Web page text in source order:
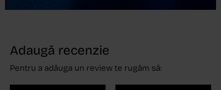
Adaugă recenzie
Pentru a adăuga un review te rugăm să: